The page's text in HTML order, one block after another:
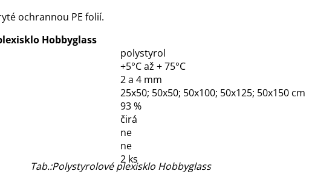
ochrannou PE folií.
Hobbyglass
polystyrol
+5°C až + 75°C
2 a 4 mm
25x50; 50x50; 50x100; 50x125; 50x150 cm
93 %
čirá
ne
ne
2 ks
Tab.:Polystyrolové plexisklo Hobbyglass